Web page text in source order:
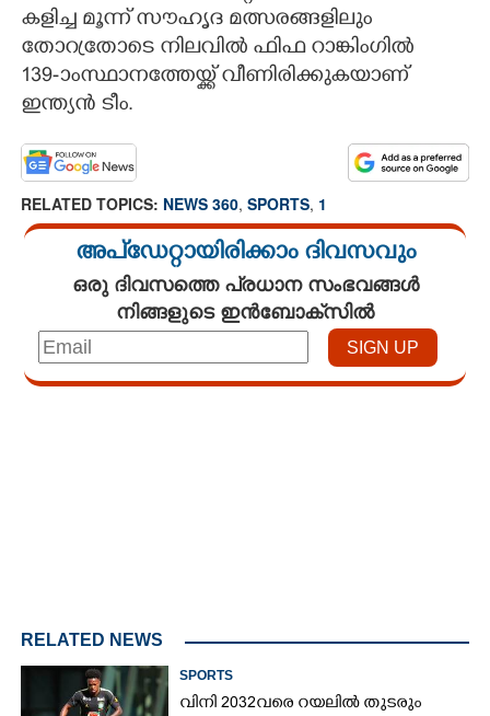
കളിച്ച മൂന്ന് സൗഹൃദ മത്സരങ്ങളിലും
തോറ്രതോടെ നിലവിൽ ഫിഫ റാങ്കിംഗിൽ
139-ാംസ്ഥാനത്തേയ്ക്ക് വീണിരിക്കുകയാണ്
ഇന്ത്യൻ ടീം.
RELATED TOPICS: NEWS 360, SPORTS, 1
അപ്ഡേറ്റായിരിക്കാം ദിവസവും
ഒരു ദിവസത്തെ പ്രധാന സംഭവങ്ങൾ
നിങ്ങളുടെ ഇൻബോക്സിൽ
RELATED NEWS
SPORTS
വിനി 2032വരെ റയലിൽ തുടരും